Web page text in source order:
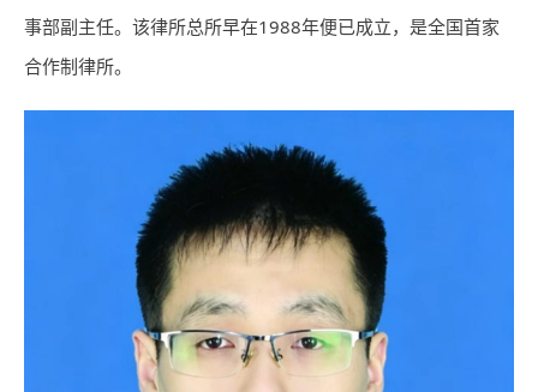
事部副主任。该律所总所早在1988年便已成立，是全国首家
合作制律所。